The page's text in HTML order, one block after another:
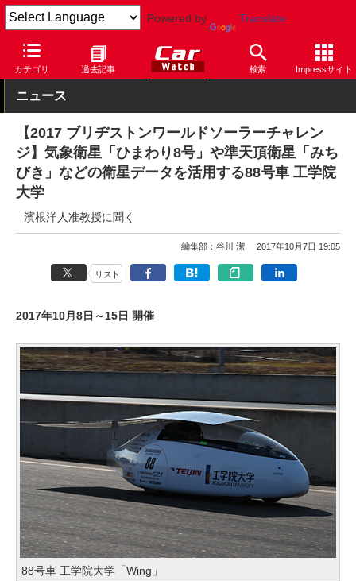
Powered by Translate
カテゴリ 過去記事 検索 Impressサイト
Car Watch モータースポーツ その他
ニュース
【2017 ブリヂストンワールドソーラーチャレン
ジ】気象衛星「ひまわり8号」や準天頂衛星「みち
びき」などの衛星データを活用する88号車 工学院
大学
濱根洋人准教授に聞く
編集部：谷川 潔 2017年10月7日 19:05
リスト
2017年10月8日～15日 開催
88号車 工学院大学「Wing」